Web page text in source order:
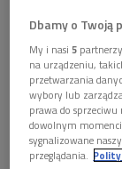
Tomasza
AUDIO 1 plik
 29'22
Zbigniew
Dbamy o Twoją
My i nasi5
na urządzeniu,
przetwarzania
wybory lub
prawa do
dowolnym
sygnalizowane
przeglądania.